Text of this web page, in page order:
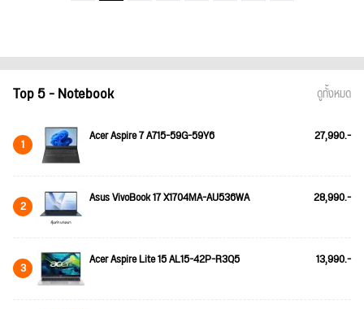
Top 5 - Notebook ดูทั้งหมด
1 Acer Aspire 7 A715-59G-59Y6 27,990.-
2 Asus VivoBook 17 X1704MA-AU536WA 28,990.-
3 Acer Aspire Lite 15 AL15-42P-R3Q5 13,990.-